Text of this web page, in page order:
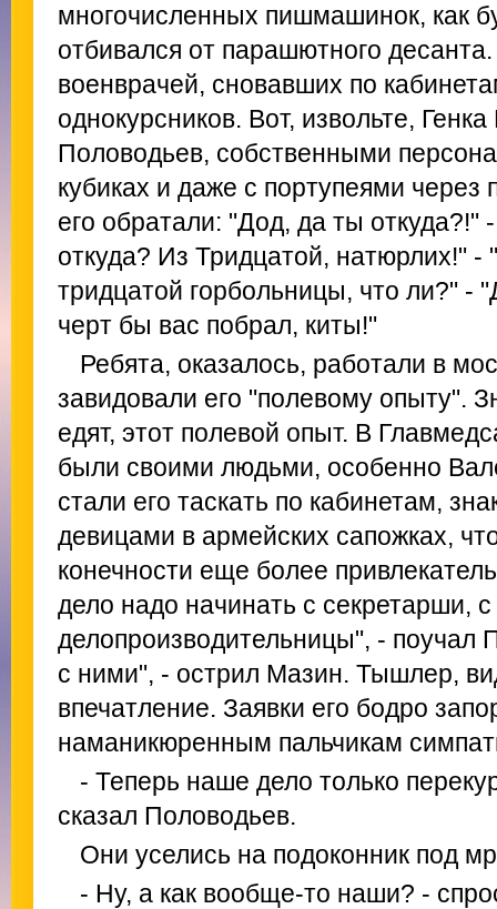
многочисленных пишмашинок, как
отбивался от парашютного
военврачей, сновавших по
однокурсников. Вот, извольте,
Половодьев, собственными
кубиках и даже с портупеями через
его обратали: "Дод, да ты откуда?!"
откуда? Из Тридцатой, натюрлих!" -
тридцатой горбольницы, что ли?" -
черт бы вас побрал, киты!"
Ребята, оказалось, работали в
завидовали его "полевому опыту".
едят, этот полевой опыт. В
были своими людьми, особенно
стали его таскать по кабинетам,
девицами в армейских сапожках,
конечности еще более
дело надо начинать с секретарши, с
делопроизводительницы", - поучал
с ними", - острил Мазин. Тышлер,
впечатление. Заявки его бодро
наманикюренным пальчикам
- Теперь наше дело только
сказал Половодьев.
Они уселись на подоконник под
- Ну, а как вообще-то наши? -